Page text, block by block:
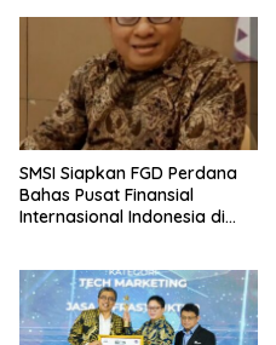
SMSI Siapkan FGD Perdana
Bahas Pusat Finansial
Internasional Indonesia di